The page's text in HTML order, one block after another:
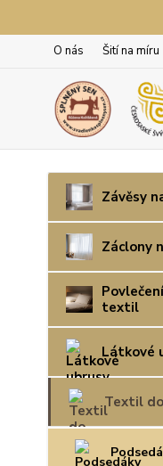
O nás Šití na míru
Závěsy
Záclony
textil
Látkové
Textil